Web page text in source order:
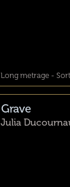
Long metrage -
Grave
Julia